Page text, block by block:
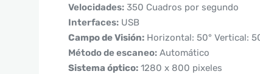
Velocidades:350 Cuadros por segundo
Interfaces:USB
Campo de Visión:Horizontal: 50° Vertical:
Método de escaneo:Automático
Sistema óptico:1280 x 800 pixeles